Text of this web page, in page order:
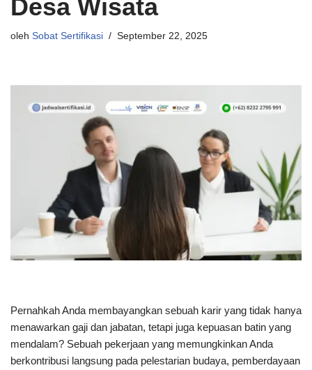
Desa Wisata
oleh Sobat Sertifikasi September 22, 2025
Pernahkah Anda membayangkan sebuah karir yang tidak hanya
menawarkan gaji dan jabatan, tetapi juga kepuasan batin yang
mendalam? Sebuah pekerjaan yang memungkinkan Anda
berkontribusi langsung pada pelestarian budaya, pemberdayaan